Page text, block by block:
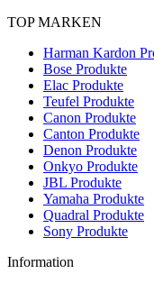
TOP MARKEN
Harman Kardon
Bose Produkte
Elac Produkte
Teufel Produkte
Canon Produkte
Canton Produkte
Denon Produkte
Onkyo Produkte
JBL Produkte
Yamaha Produkte
Quadral Produkte
Sony Produkte
Information